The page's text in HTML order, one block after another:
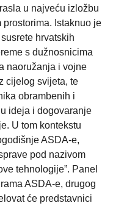
u najveću izložbu
Istaknuo je
hrvatskih
s dužnosnicima
naoružanja i vojne
cijelog svijeta, te
obrambenih i
ideja i dogovaranje
U tom kontekstu
ASDA-e,
pod nazivom
tehnologije”. Panel
ASDA-e, drugog
će predstavnici